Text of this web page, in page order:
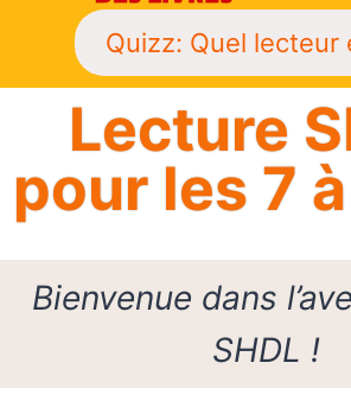
Quizz: Quel lecteur
Lecture
pour les 7
Bienvenue dans
SHDL !